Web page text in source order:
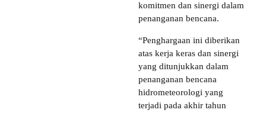
komitmen dan sinergi dalam
penanganan bencana.
“Penghargaan ini diberikan
atas kerja keras dan sinergi
yang ditunjukkan dalam
penanganan bencana
hidrometeorologi yang
terjadi pada akhir tahun